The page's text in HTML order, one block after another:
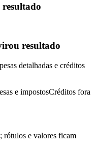
resultado
resultado
detalhadas e créditos
e impostosCréditos fora
rótulos e valores ficam